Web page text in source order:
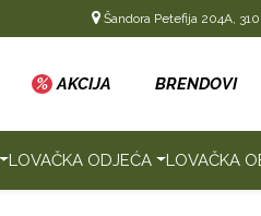
Šandora Petefija 204A,
% AKCIJA BRENDOVI
LOVAČKA ODJEĆA LOVAČKA